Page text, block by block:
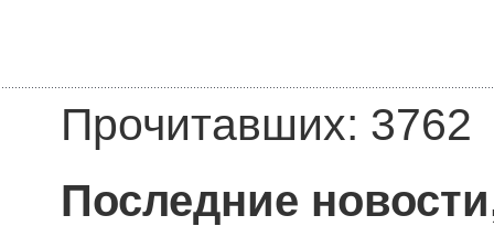
Прочитавших: 3762
Последние